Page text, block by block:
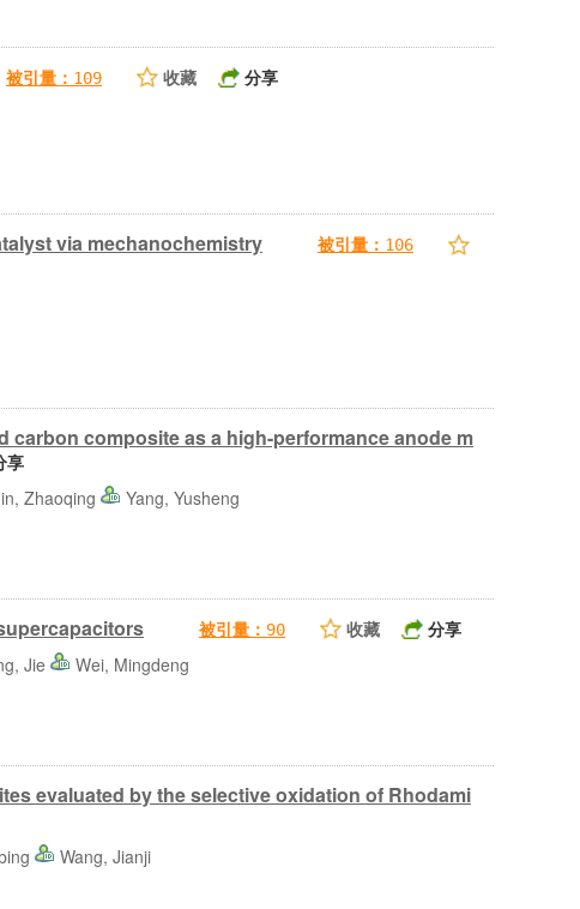
被引量： 109 收藏
分享
via mechanochemistry 被引量： 106
composite as a high-performance anode m
享
Zhaoqing
Yang, Yusheng
被引量： 90 收藏
分享
Jie
Wei, Mingdeng
evaluated by the selective oxidation of Rhodami
Wang, Jianji